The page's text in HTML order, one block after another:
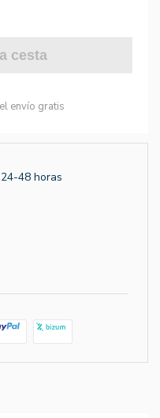
cesta
envío gratis
48 horas